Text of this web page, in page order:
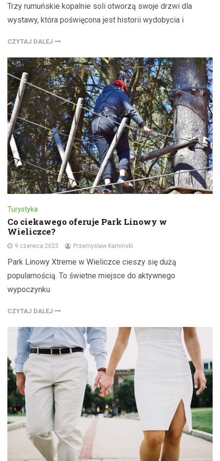
Trzy rumuńskie kopalnie soli otworzą swoje drzwi dla
wystawy, która poświęcona jest historii wydobycia i
CZYTAJ DALEJ
Turystyka
Co ciekawego oferuje Park Linowy w
Wieliczce?
9 czerwca 2023 Przemysław Kamiński
Park Linowy Xtreme w Wieliczce cieszy się dużą
popularnością. To świetne miejsce do aktywnego
wypoczynku
CZYTAJ DALEJ